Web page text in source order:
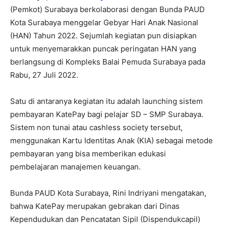
(Pemkot) Surabaya berkolaborasi dengan Bunda PAUD
Kota Surabaya menggelar Gebyar Hari Anak Nasional
(HAN) Tahun 2022. Sejumlah kegiatan pun disiapkan
untuk menyemarakkan puncak peringatan HAN yang
berlangsung di Kompleks Balai Pemuda Surabaya pada
Rabu, 27 Juli 2022.
Satu di antaranya kegiatan itu adalah launching sistem
pembayaran KatePay bagi pelajar SD – SMP Surabaya.
Sistem non tunai atau cashless society tersebut,
menggunakan Kartu Identitas Anak (KIA) sebagai metode
pembayaran yang bisa memberikan edukasi
pembelajaran manajemen keuangan.
Bunda PAUD Kota Surabaya, Rini Indriyani mengatakan,
bahwa KatePay merupakan gebrakan dari Dinas
Kependudukan dan Pencatatan Sipil (Dispendukcapil)